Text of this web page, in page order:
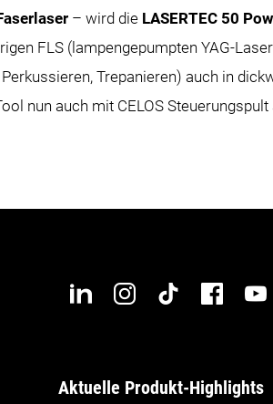
– wird die LASERTEC 50
FLS (lampengepumpten YAG-
Trepanieren) auch in
nun auch mit CELOS
Aktuelle Produkt-Highlights